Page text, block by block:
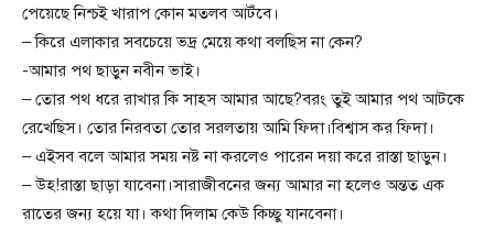
পেয়েছে নিশ্চই খারাপ কোন মতলব আটঁবে।
– কিরে এলাকার সবচেয়ে ভদ্র মেয়ে কথা বলছিস না কেন?
-আমার পথ ছাড়ুন নবীন ভাই।
– তোর পথ ধরে রাখার কি সাহস আমার আছে?বরং তুই আমার পথ আটকে
রেখেছিস। তোর নিরবতা তোর সরলতায় আমি ফিদা।বিশ্বাস কর ফিদা।
– এইসব বলে আমার সময় নষ্ট না করলেও পারেন দয়া করে রাস্তা ছাড়ুন।
– উহ!রাস্তা ছাড়া যাবেনা।সারাজীবনের জন্য আমার না হলেও অন্তত এক
রাতের জন্য হয়ে যা। কথা দিলাম কেউ কিচ্ছু যানবেনা।